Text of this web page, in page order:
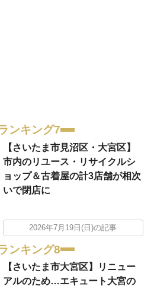
ンキング7
【さいたま市見沼区・大宮区】
市内のリユース・リサイクルシ
ョップ＆古着屋の計3店舗が相次
いで閉店に
2026年7月19日(日)の記事
ンキング8
【さいたま市大宮区】リニュー
アルのため…エキュート大宮の